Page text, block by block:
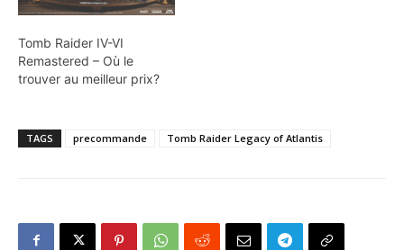
Tomb Raider IV-VI
Remastered – Où le
trouver au meilleur prix?
TAGS precommande Tomb Raider Legacy of Atlantis